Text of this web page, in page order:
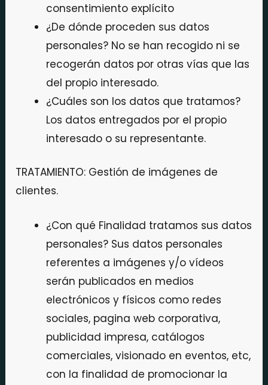
consentimiento explícito
¿De dónde proceden sus datos
personales? No se han recogido ni se
recogerán datos por otras vías que las
del propio interesado.
¿Cuáles son los datos que tratamos?
Los datos entregados por el propio
interesado o su representante.
TRATAMIENTO: Gestión de imágenes de
clientes.
¿Con qué Finalidad tratamos sus datos
personales? Sus datos personales
referentes a imágenes y/o vídeos
serán publicados en medios
electrónicos y físicos como redes
sociales, pagina web corporativa,
publicidad impresa, catálogos
comerciales, visionado en eventos, etc,
con la finalidad de promocionar la